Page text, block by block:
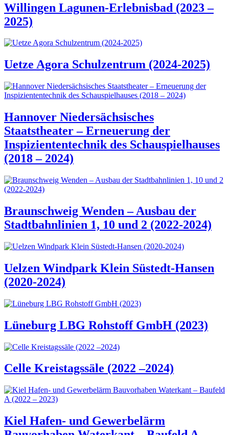
Willingen Lagunen-Erlebnisbad (2023 –
2025)
Uetze Agora Schulzentrum (2024-2025)
Hannover Niedersächsisches
Staatstheater – Erneuerung der
Inspiziententechnik des Schauspielhauses
(2018 – 2024)
Braunschweig Wenden – Ausbau der
Stadtbahnlinien 1, 10 und 2 (2022-2024)
Uelzen Windpark Klein Süstedt-Hansen
(2020-2024)
Lüneburg LBG Rohstoff GmbH (2023)
Celle Kreistagssäle (2022 –2024)
Kiel Hafen- und Gewerbelärm